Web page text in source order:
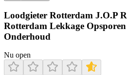
Loodgieter Rotterdam J.O.P
Rotterdam Lekkage
Onderhoud
Nu open